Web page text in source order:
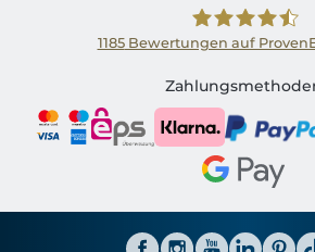
Shirtinator AT
1185Bewertungen auf